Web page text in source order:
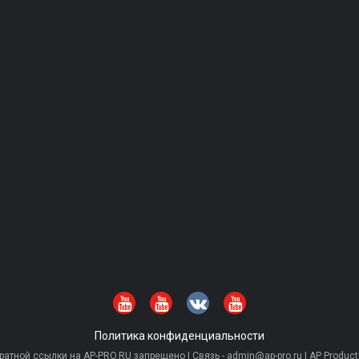
Политика конфиденциальности
ссылки на AP-PRO.RU запрещено | Связь - admin@ap-pro.ru | AP